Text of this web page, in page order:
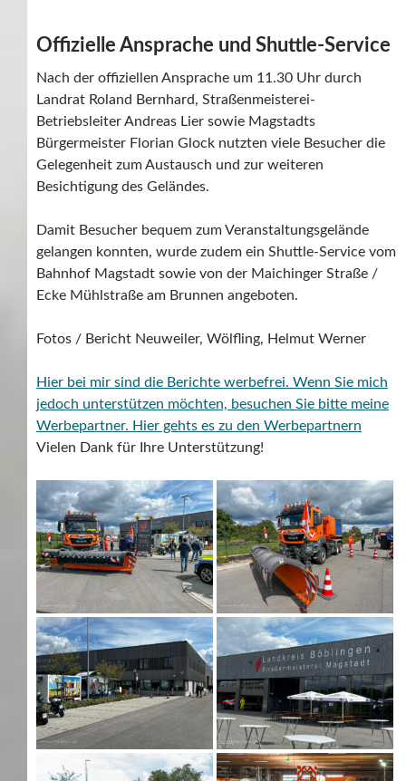
Offizielle Ansprache und Shuttle-Service
Nach der offiziellen Ansprache um 11.30 Uhr durch
Landrat Roland Bernhard, Straßenmeisterei-
Betriebsleiter Andreas Lier sowie Magstadts
Bürgermeister Florian Glock nutzten viele Besucher die
Gelegenheit zum Austausch und zur weiteren
Besichtigung des Geländes.
Damit Besucher bequem zum Veranstaltungsgelände
gelangen konnten, wurde zudem ein Shuttle-Service vom
Bahnhof Magstadt sowie von der Maichinger Straße /
Ecke Mühlstraße am Brunnen angeboten.
Fotos / Bericht Neuweiler, Wölfling, Helmut Werner
Hier bei mir sind die Berichte werbefrei. Wenn Sie mich
jedoch unterstützen möchten, besuchen Sie bitte meine
Werbepartner. Hier gehts es zu den Werbepartnern
Vielen Dank für Ihre Unterstützung!